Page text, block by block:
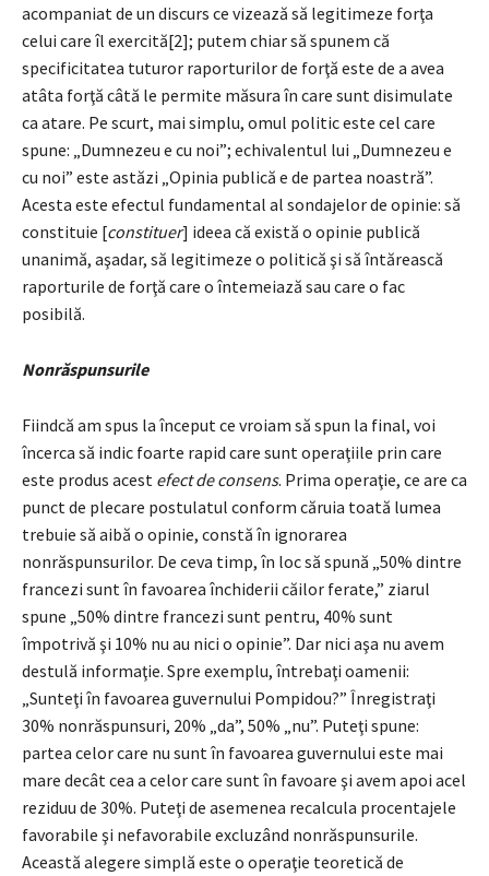
acompaniat de un discurs ce vizează să legitimeze forţa
celui care îl exercită[2]; putem chiar să spunem că
specificitatea tuturor raporturilor de forţă este de a avea
atâta forţă câtă le permite măsura în care sunt disimulate
ca atare. Pe scurt, mai simplu, omul politic este cel care
spune: „Dumnezeu e cu noi”; echivalentul lui „Dumnezeu e
cu noi” este astăzi „Opinia publică e de partea noastră”.
Acesta este efectul fundamental al sondajelor de opinie: să
constituie [constituer] ideea că există o opinie publică
unanimă, aşadar, să legitimeze o politică şi să întărească
raporturile de forţă care o întemeiază sau care o fac
posibilă.
Nonrăspunsurile
Fiindcă am spus la început ce vroiam să spun la final, voi
încerca să indic foarte rapid care sunt operaţiile prin care
este produs acest efect de consens. Prima operaţie, ce are ca
punct de plecare postulatul conform căruia toată lumea
trebuie să aibă o opinie, constă în ignorarea
nonrăspunsurilor. De ceva timp, în loc să spună „50% dintre
francezi sunt în favoarea închiderii căilor ferate,” ziarul
spune „50% dintre francezi sunt pentru, 40% sunt
împotrivă şi 10% nu au nici o opinie”. Dar nici aşa nu avem
destulă informaţie. Spre exemplu, întrebaţi oamenii:
„Sunteţi în favoarea guvernului Pompidou?” Înregistraţi
30% nonrăspunsuri, 20% „da”, 50% „nu”. Puteţi spune:
partea celor care nu sunt în favoarea guvernului este mai
mare decât cea a celor care sunt în favoare şi avem apoi acel
reziduu de 30%. Puteţi de asemenea recalcula procentajele
favorabile şi nefavorabile excluzând nonrăspunsurile.
Această alegere simplă este o operaţie teoretică de